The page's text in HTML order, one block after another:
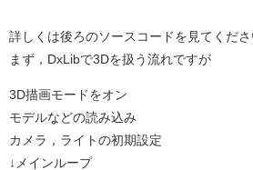
詳しくは後ろのソースコードを見てくだ
まず，DxLibで3Dを扱う流れですが
3D描画モードをオン
モデルなどの読み込み
カメラ，ライトの初期設定
↓メインループ